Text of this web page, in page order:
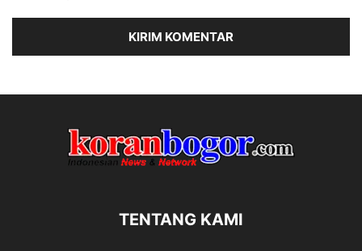
TENTANG KAMI